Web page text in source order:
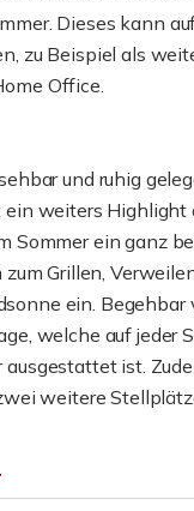
Dieses kann
zu Beispiel als
Office.
und ruhig
weiters Highlight
Sommer ein ganz
Grillen,
ein. Begehbar
welche auf jeder
ist.
weitere